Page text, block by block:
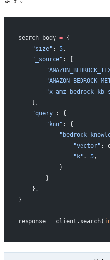
search_body = {
    "size"
: 5,
    "_source"
: [
"x-amz-bedrock-kb-
    ],
    "query"
: {
        "knn"
: {
"bedrock-
                "vector"
:
                "k"
: 5,
            }
        }
    },
}
response = client.search(